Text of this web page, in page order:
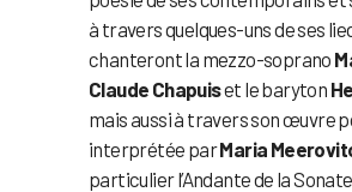
à travers quelques-uns de ses
chanteront la mezzo-soprano
Claude Chapuiset le baryton
mais aussi à travers son œuvre
interprétée parMaria
particulier l’Andante de la